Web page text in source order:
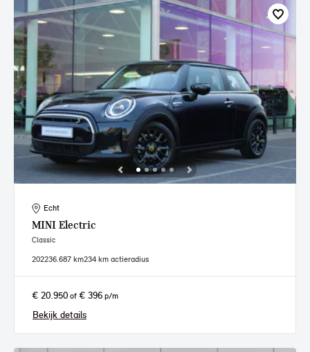
Echt
MINI Electric
Classic
202236.687 km234 km actieradius
€ 20.950 of € 396 p/m
Bekijk details